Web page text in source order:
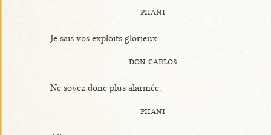
phani
Je sais vos exploits glorieux.
don carlos
Ne soyez donc plus alarmée.
phani